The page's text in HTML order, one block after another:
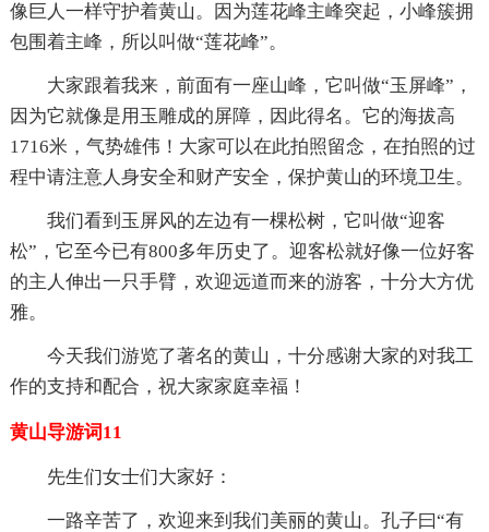
像巨人一样守护着黄山。因为莲花峰主峰突起，小峰簇拥
包围着主峰，所以叫做“莲花峰”。
大家跟着我来，前面有一座山峰，它叫做“玉屏峰”，
因为它就像是用玉雕成的屏障，因此得名。它的海拔高
1716米，气势雄伟！大家可以在此拍照留念，在拍照的过
程中请注意人身安全和财产安全，保护黄山的环境卫生。
我们看到玉屏风的左边有一棵松树，它叫做“迎客
松”，它至今已有800多年历史了。迎客松就好像一位好客
的主人伸出一只手臂，欢迎远道而来的游客，十分大方优
雅。
今天我们游览了著名的黄山，十分感谢大家的对我工
作的支持和配合，祝大家家庭幸福！
黄山导游词11
先生们女士们大家好：
一路辛苦了，欢迎来到我们美丽的黄山。孔子曰“有